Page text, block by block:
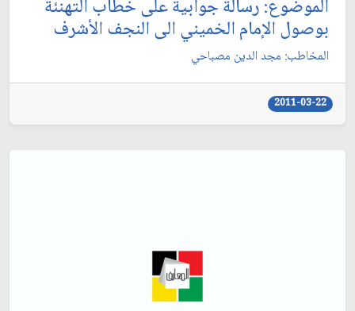
الموضوع: رسالة جوابية على خطاب التهنئة
بوصول الإمام الخميني الى النجف الأشرف‏
المخاطب: مجد الدين مصباحي‏
2011-03-22